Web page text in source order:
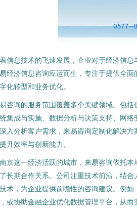
信息技术的飞速发展，企业对于经济信
经济信息咨询应运而生，专注于提供全
化转型和业务优化。
咨询的服务范围覆盖多个关键领域。包
集成与实施、数据分析与决策支持、网
入分析客户需求，来易咨询定制化解决
升效率与创新能力。
京这一经济活跃的城市，来易咨询依托
长期合作关系。公司注重技术前沿，结
术，为企业提供前瞻性的咨询建议。例
或协助金融企业优化数据管理平台，从而